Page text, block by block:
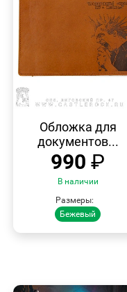
ПРОСМОТР
Обложка для
документов...
990 ₽
В наличии
Размеры:
Бежевый